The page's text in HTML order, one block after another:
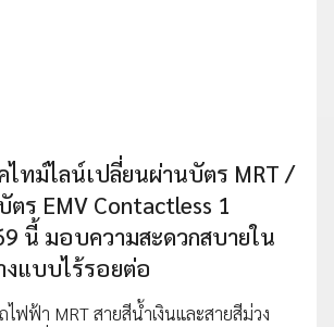
ไทม์ไลน์เปลี่ยนผ่านบัตร MRT /
ตร EMV Contactless 1
นี้ มอบความสะดวกสบายใน
งแบบไร้รอยต่อ
ไฟฟ้า MRT สายสีน้ำเงินและสายสีม่วง